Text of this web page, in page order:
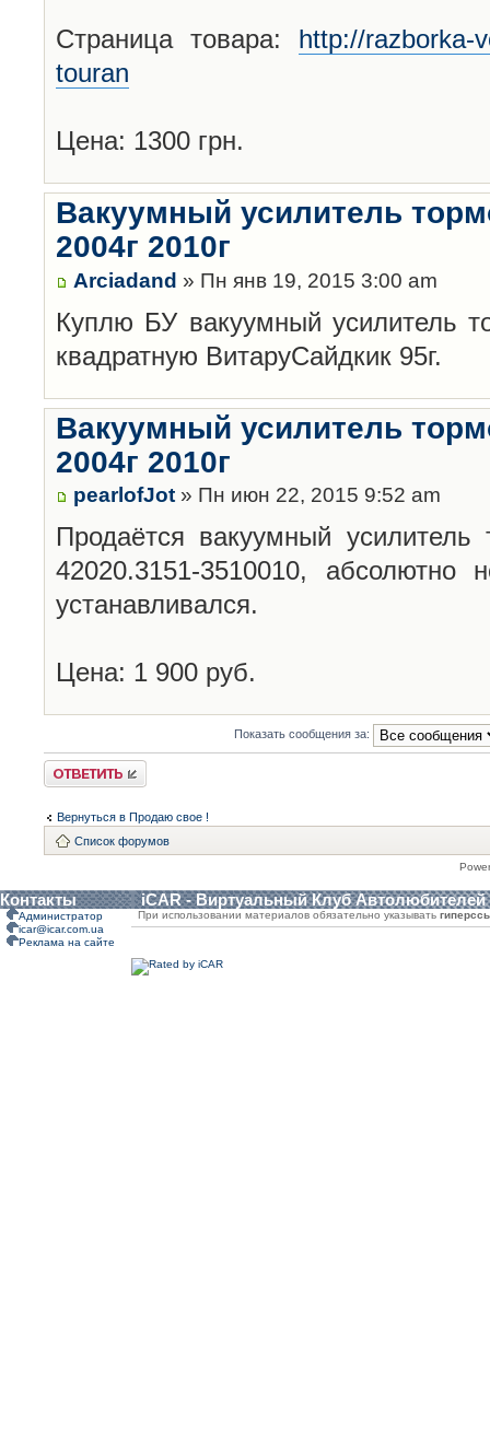
Страница товара: http://
touran
Цена: 1300 грн.
Вакуумный усилитель
2004г 2010г
Arciadand » Пн янв 19, 2015 3:00 am
Куплю БУ вакуумный усилитель
квадратную ВитаруСайдкик 95г.
Вакуумный усилитель
2004г 2010г
pearlofJot » Пн июн 22, 2015 9:52 am
Продаётся вакуумный
42020.3151-3510010,
устанавливался.
Цена: 1 900 руб.
Показать сообщения за:
Ответить
Вернуться в Продаю свое !
Список форумов
Контакты iCAR - Виртуальный Клуб Автолюбителей
Администратор
icar@icar.com.ua
Реклама на сайте
При использовании материалов обязательно указывать